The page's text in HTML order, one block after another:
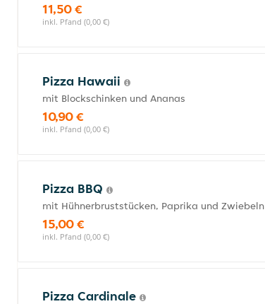
11,50 €
inkl. Pfand (0,00 €)
Pizza Hawaii
mit Blockschinken und Ananas
10,90 €
inkl. Pfand (0,00 €)
Pizza BBQ
mit Hühnerbruststücken, Paprika und Zwiebeln
15,00 €
inkl. Pfand (0,00 €)
Pizza Cardinale